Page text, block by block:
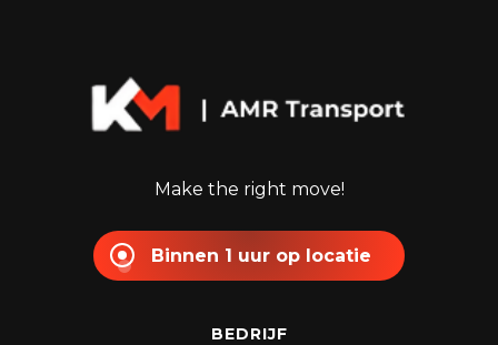
Make the right move!
Binnen 1 uur op locatie
BEDRIJF